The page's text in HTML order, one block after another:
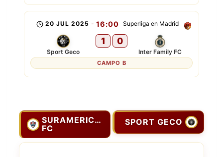
Superliga en Madrid
20 JUL 2025 - 16:00
Sport Geco
1 0
Inter Family FC
CAMPO B
SURAMERICANOS
FC
SPORT GECO